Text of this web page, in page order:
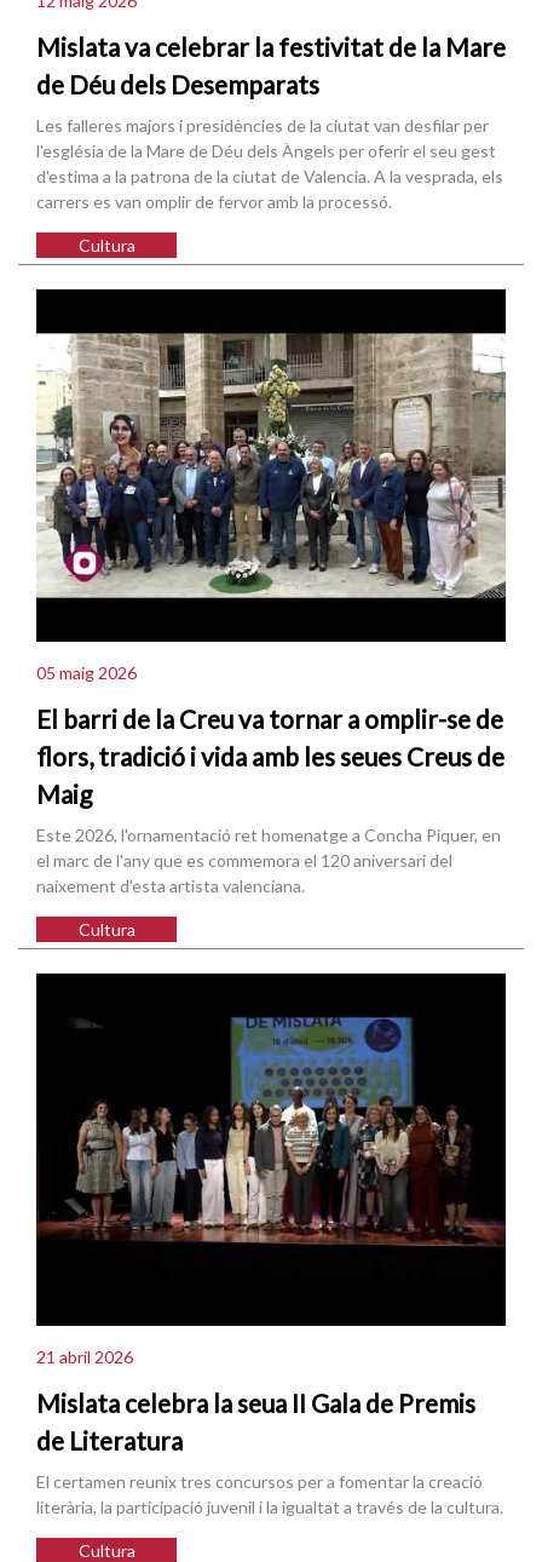
Mislata va celebrar la festivitat de la Mare
de Déu dels Desemparats
Les falleres majors i presidències de la ciutat van desfilar per
l'església de la Mare de Déu dels Àngels per oferir el seu gest
d'estima a la patrona de la ciutat de Valencia. A la vesprada, els
carrers es van omplir de fervor amb la processó.
Cultura
05 maig 2026
El barri de la Creu va tornar a omplir-se de
flors, tradició i vida amb les seues Creus de
Maig
Este 2026, l'ornamentació ret homenatge a Concha Piquer, en
el marc de l'any que es commemora el 120 aniversari del
naixement d'esta artista valenciana.
Cultura
21 abril 2026
Mislata celebra la seua II Gala de Premis
de Literatura
El certamen reunix tres concursos per a fomentar la creació
literària, la participació juvenil i la igualtat a través de la cultura.
Cultura